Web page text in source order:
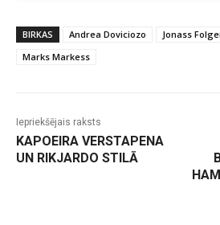
BIRKAS Andrea Doviciozo Jonass
Marks Markess
Iepriekšējais raksts
KAPOEIRA VERSTAPENA
UN RIKJARDO STILĀ